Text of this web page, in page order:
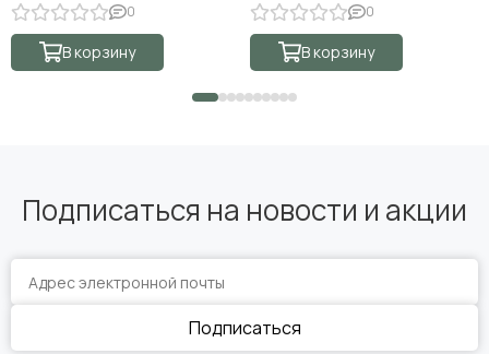
0
В корзину
0
В корзину
Подписаться на новости и акции
Подписаться